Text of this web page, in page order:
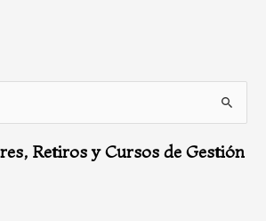
Retiros y Cursos de Gestión